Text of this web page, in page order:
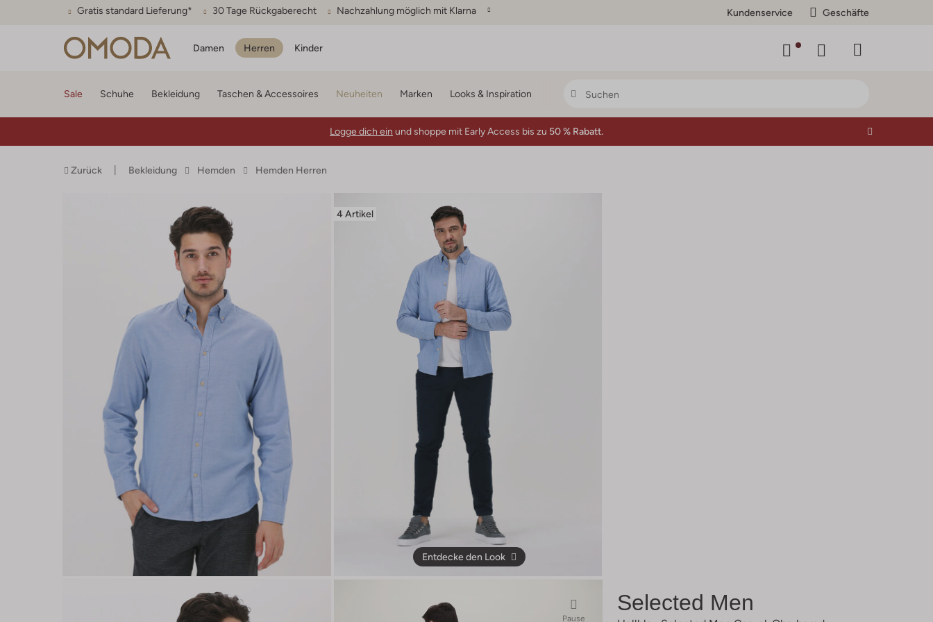
Gratis standard Lieferung* 30 Tage Rückgaberecht Nachzahlung möglich mit Klarna Kundenservice Geschäfte
Damen Herren Kinder
Sale Schuhe Bekleidung Taschen & Accessoires Neuheiten Marken Looks & Inspiration
Logge dich ein und shoppe mit Early Access bis zu 50 % Rabatt.
Zurück Bekleidung Hemden Hemden Herren
4 Artikel
Entdecke den Look
Pause
Selected Men